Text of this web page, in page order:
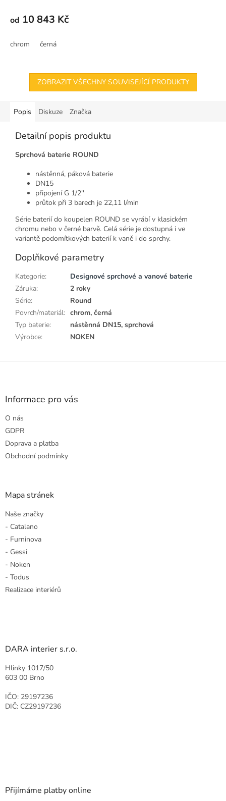
od 10 843 Kč
chrom černá
ZOBRAZIT VŠECHNY SOUVISEJÍCÍ PRODUKTY
Popis Diskuze Značka
Detailní popis produktu
Sprchová baterie ROUND
nástěnná, páková baterie
DN15
připojení G 1/2''
průtok při 3 barech je 22,11 l/min
Série baterií do koupelen ROUND se vyrábí v klasickém
chromu nebo v černé barvě. Celá série je dostupná i ve
variantě podomítkových baterií k vaně i do sprchy.
Doplňkové parametry
Kategorie:
Designové sprchové a vanové baterie
Záruka:
2 roky
Série:
Round
Povrch/materiál: chrom, černá
Typ baterie:
nástěnná DN15, sprchová
Výrobce: NOKEN
Z
Informace pro vás
O nás
GDPR
Doprava a platba
Obchodní podmínky
Mapa stránek
Naše značky
- Catalano
- Furninova
- Gessi
- Noken
- Todus
Realizace interiérů
DARA interier s.r.o.
Hlinky 1017/50
603 00 Brno
IČO: 29197236
DIČ: CZ29197236
Přijímáme platby online